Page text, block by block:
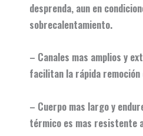
desprenda, aun en
sobrecalentamiento.
– Canales mas amplios y
facilitan la rápida remoción
– Cuerpo mas largo y
térmico es mas resistente